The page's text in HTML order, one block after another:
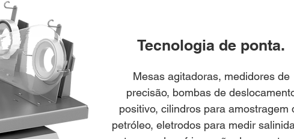
Mesas agitadoras, medidores de
precisão, bombas de
positivo, cilindros para amostragem
petróleo, eletrodos para medir
Tecnologia de ponta.